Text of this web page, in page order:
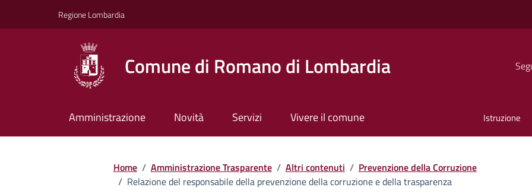
Regione Lombardia
Comune di Romano di Lombardia
Amministrazione Novità Servizi Vivere il comune Istruzione
Home / Amministrazione Trasparente / Altri contenuti / Prevenzione della Corruzione
/ Relazione del responsabile della prevenzione della corruzione e della trasparenza